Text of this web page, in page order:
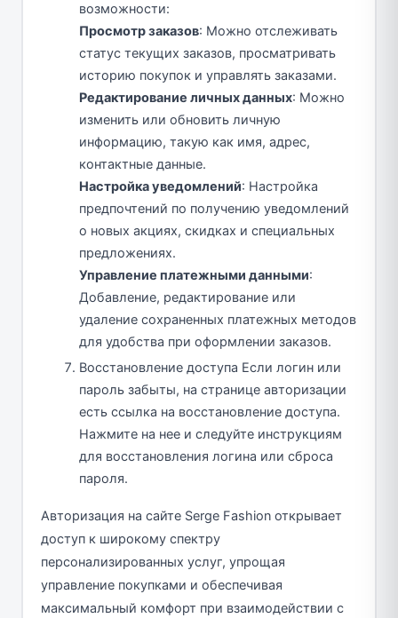
возможности:
Просмотр заказов: Можно отслеживать
статус текущих заказов, просматривать
историю покупок и управлять заказами.
Редактирование личных данных: Можно
изменить или обновить личную
информацию, такую как имя, адрес,
контактные данные.
Настройка уведомлений: Настройка
предпочтений по получению уведомлений
о новых акциях, скидках и специальных
предложениях.
Управление платежными данными:
Добавление, редактирование или
удаление сохраненных платежных методов
для удобства при оформлении заказов.
Восстановление доступа Если логин или
пароль забыты, на странице авторизации
есть ссылка на восстановление доступа.
Нажмите на нее и следуйте инструкциям
для восстановления логина или сброса
пароля.
Авторизация на сайте Serge Fashion открывает
доступ к широкому спектру
персонализированных услуг, упрощая
управление покупками и обеспечивая
максимальный комфорт при взаимодействии с